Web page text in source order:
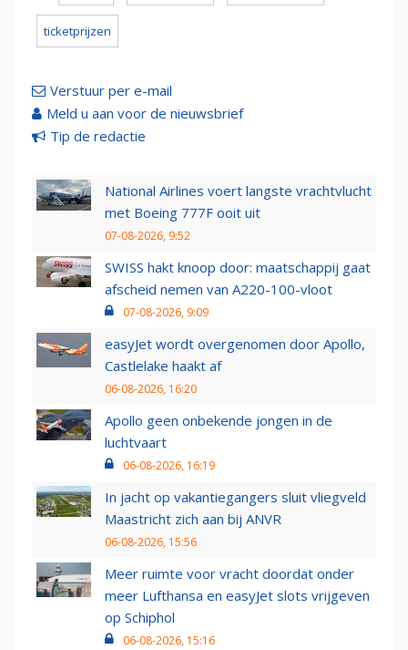
ticketprijzen
Verstuur per e-mail
Meld u aan voor de nieuwsbrief
Tip de redactie
National Airlines voert langste vrachtvlucht
met Boeing 777F ooit uit
07-08-2026, 9:52
SWISS hakt knoop door: maatschappij gaat
afscheid nemen van A220-100-vloot
07-08-2026, 9:09
easyJet wordt overgenomen door Apollo,
Castlelake haakt af
06-08-2026, 16:20
Apollo geen onbekende jongen in de
luchtvaart
06-08-2026, 16:19
In jacht op vakantiegangers sluit vliegveld
Maastricht zich aan bij ANVR
06-08-2026, 15:56
Meer ruimte voor vracht doordat onder
meer Lufthansa en easyJet slots vrijgeven
op Schiphol
06-08-2026, 15:16